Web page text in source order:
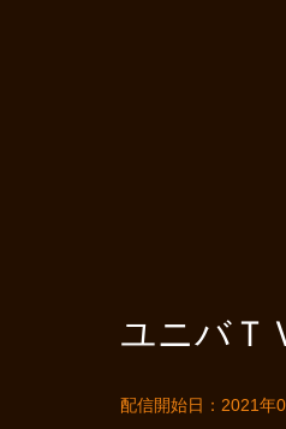
ユニバＴ
配信開始日：2021年